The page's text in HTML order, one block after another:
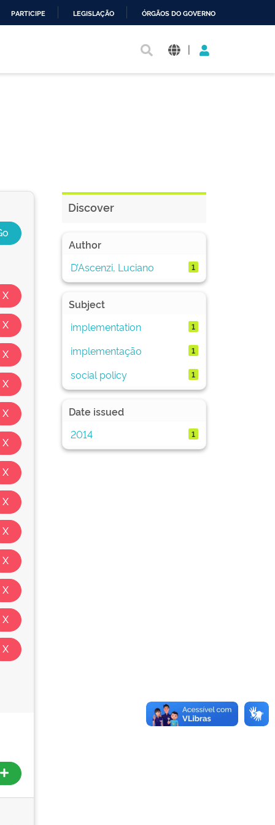
PARTICIPE LEGISLAÇÃO ÓRGÃOS DO GOVERNO
|
Discover
Author
D’Ascenzi, Luciano
1
Subject
implementation
1
implementação 1
social policy 1
Date issued
2014
1